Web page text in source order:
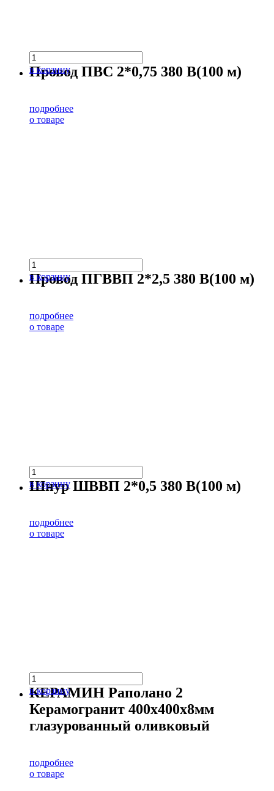
в корзину
Провод ПВС 2*0,75 380 В(100 м)
подробнее
о товаре
в корзину
Провод ПГВВП 2*2,5 380 В(100 м)
подробнее
о товаре
в корзину
Шнур ШВВП 2*0,5 380 В(100 м)
подробнее
о товаре
в корзину
КЕРАМИН Раполано 2
Керамогранит 400х400х8мм
глазурованный оливковый
подробнее
о товаре